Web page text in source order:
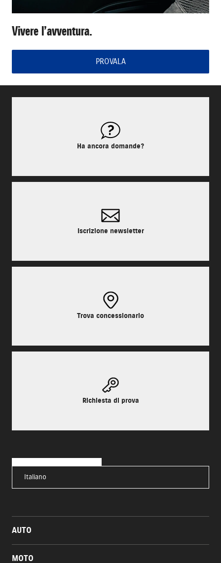
Vivere l’avventura.
PROVALA
Ha ancora domande?
Iscrizione newsletter
Trova concessionario
Richiesta di prova
Italiano
AUTO
MOTO